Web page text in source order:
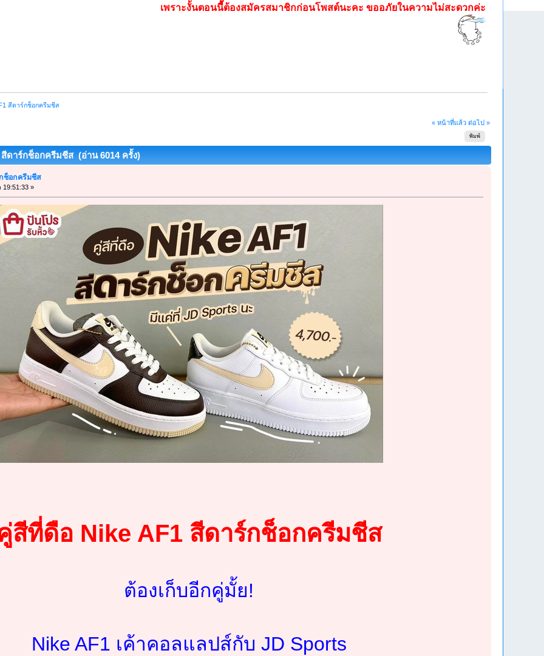
เพราะงั้นตอนนี้ต้องสมัครสมาชิกก่อนโพสต์นะคะ ขออภัยในความไม่สะดวกค่ะ
สีดาร์กช็อกครีมชีส
« หน้าที่แล้ว ต่อไป »
พิมพ์
ดาร์กช็อกครีมชีส (อ่าน 6014 ครั้ง)
ช็อกครีมชีส
19:51:33 »
สีที่ดือ Nike AF1 สีดาร์กช็อกครีมชีส
ต้องเก็บอีกคู่มั้ย!
Nike AF1 เค้าคอลแลปส์กับ JD Sports